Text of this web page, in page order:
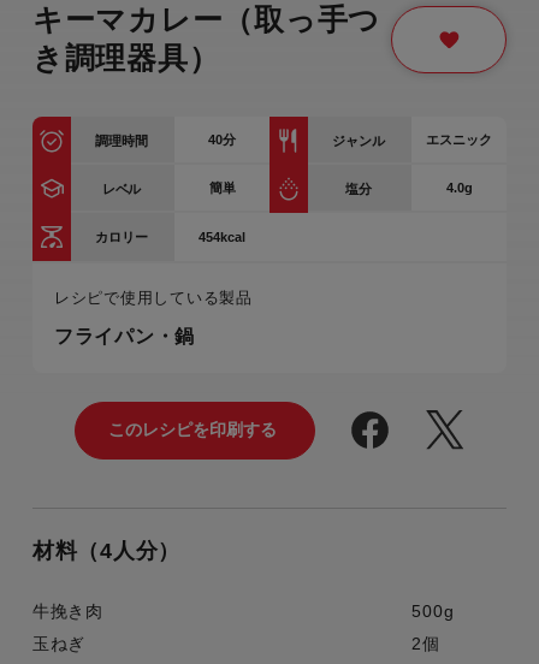
キーマカレー（取っ手つ
き調理器具）
調理時間 40分 ジャンル エスニック
レベル 簡単 塩分 4.0g
カロリー 454kcal
レシピで使用している製品
フライパン・鍋
材料（4人分）
牛挽き肉
500g
玉ねぎ
2個